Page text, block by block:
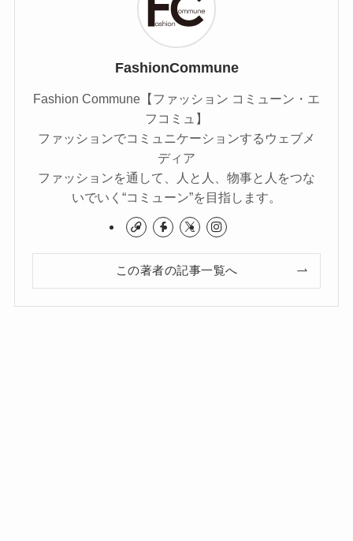
FashionCommune
Fashion Commune【ファッション コミューン・エ
フコミュ】
ファッションでコミュニケーションするウェブメ
ディア
ファッションを通して、人と人、物事と人をつな
いでいく“コミューン”を目指します。
この著者の記事一覧へ